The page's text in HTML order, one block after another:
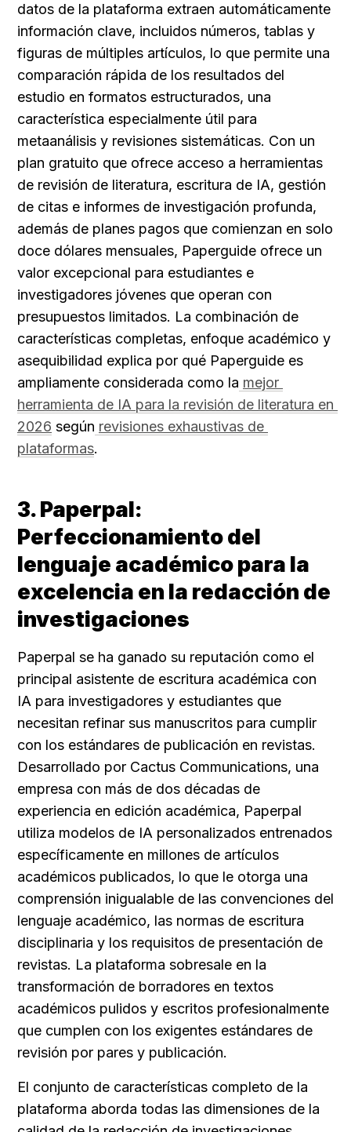
datos de la plataforma extraen automáticamente
información clave, incluidos números, tablas y
figuras de múltiples artículos, lo que permite una
comparación rápida de los resultados del
estudio en formatos estructurados, una
característica especialmente útil para
metaanálisis y revisiones sistemáticas. Con un
plan gratuito que ofrece acceso a herramientas
de revisión de literatura, escritura de IA, gestión
de citas e informes de investigación profunda,
además de planes pagos que comienzan en solo
doce dólares mensuales, Paperguide ofrece un
valor excepcional para estudiantes e
investigadores jóvenes que operan con
presupuestos limitados. La combinación de
características completas, enfoque académico y
asequibilidad explica por qué Paperguide es
ampliamente considerada como la mejor
herramienta de IA para la revisión de literatura en
2026 según revisiones exhaustivas de
plataformas.
3. Paperpal:
Perfeccionamiento del
lenguaje académico para la
excelencia en la redacción de
investigaciones
Paperpal se ha ganado su reputación como el
principal asistente de escritura académica con
IA para investigadores y estudiantes que
necesitan refinar sus manuscritos para cumplir
con los estándares de publicación en revistas.
Desarrollado por Cactus Communications, una
empresa con más de dos décadas de
experiencia en edición académica, Paperpal
utiliza modelos de IA personalizados entrenados
específicamente en millones de artículos
académicos publicados, lo que le otorga una
comprensión inigualable de las convenciones del
lenguaje académico, las normas de escritura
disciplinaria y los requisitos de presentación de
revistas. La plataforma sobresale en la
transformación de borradores en textos
académicos pulidos y escritos profesionalmente
que cumplen con los exigentes estándares de
revisión por pares y publicación.
El conjunto de características completo de la
plataforma aborda todas las dimensiones de la